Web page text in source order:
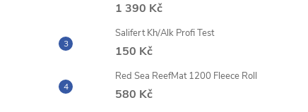
1 390 Kč
Salifert Kh/Alk Profi Test
150 Kč
Red Sea ReefMat 1200 Fleece Roll
580 Kč